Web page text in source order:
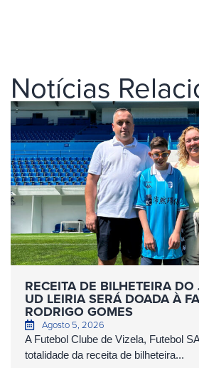
Notícias
RECEITA DE BILHETEIRA
UD LEIRIA SERÁ DOADA À
RODRIGO GOMES
Agosto 5, 2026
A Futebol Clube de Vizela, Futebol
totalidade da receita de bilheteira...